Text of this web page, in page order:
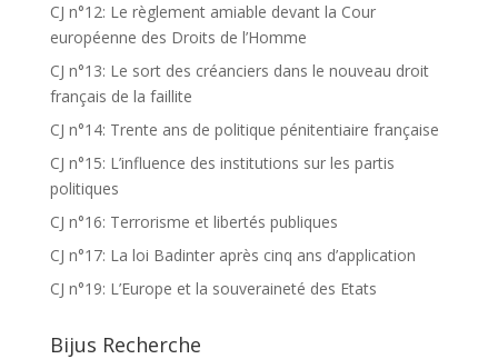
CJ n°12: Le règlement amiable devant la Cour
européenne des Droits de l’Homme
CJ n°13: Le sort des créanciers dans le nouveau droit
français de la faillite
CJ n°14: Trente ans de politique pénitentiaire française
CJ n°15: L’influence des institutions sur les partis
politiques
CJ n°16: Terrorisme et libertés publiques
CJ n°17: La loi Badinter après cinq ans d’application
CJ n°19: L’Europe et la souveraineté des Etats
Bijus Recherche